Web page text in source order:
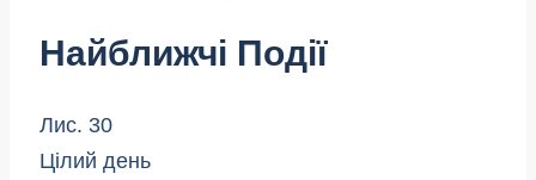
Найближчі Події
Лис. 30
Цілий день